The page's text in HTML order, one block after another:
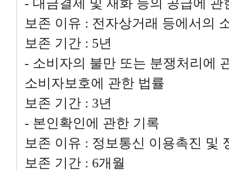
- 대금결제 및 재화 등의 공급에 관
보존 이유 : 전자상거래 등에서의
보존 기간 : 5년
- 소비자의 불만 또는 분쟁처리에
소비자보호에 관한 법률
보존 기간 : 3년
- 본인확인에 관한 기록
보존 이유 : 정보통신 이용촉진 및
보존 기간 : 6개월